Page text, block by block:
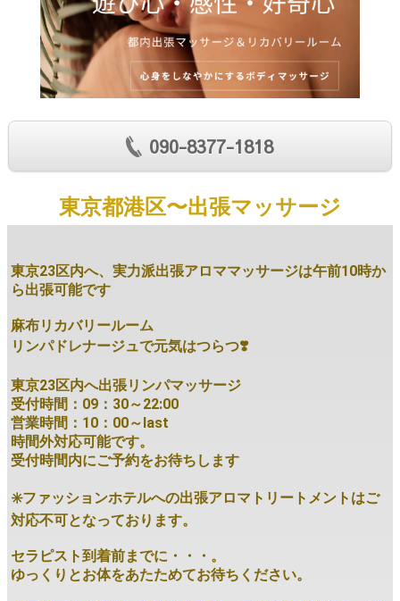
090-8377-1818
東京都港区〜出張マッサージ
東京23区内へ、実力派出張アロママッサージは午前10時か
ら出張可能です
麻布リカバリールーム
リンパドレナージュで元気はつらつ❣️
東京23区内へ出張リンパマッサージ
受付時間：09：30～22:00
営業時間：10：00～last
時間外対応可能です。
受付時間内にご予約をお待ちします
✳️ファッションホテルへの出張アロマトリートメントはご
対応不可となっております。
セラピスト到着前までに・・・。
ゆっくりとお体をあたためてお待ちください。